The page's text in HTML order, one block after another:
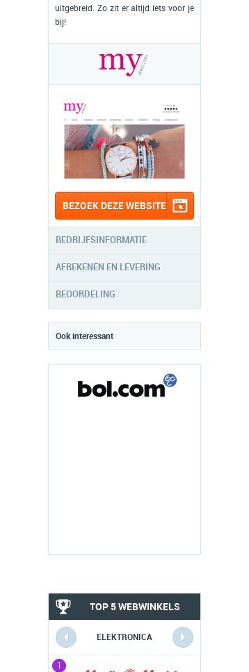
uitgebreid. Zo zit er altijd iets voor je
bij!
BEZOEK DEZE WEBSITE
BEDRIJFSINFORMATIE
AFREKENEN EN LEVERING
BEOORDELING
Ook interessant
TOP 5 WEBWINKELS
ELEKTRONICA
1